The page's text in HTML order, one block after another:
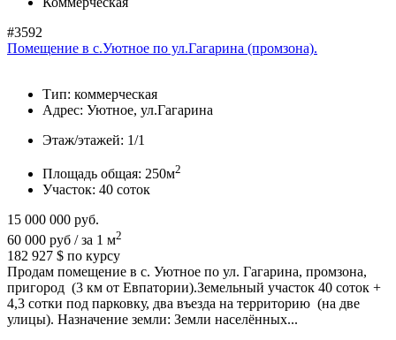
#3592
Помещение в с.Уютное по ул.Гагарина (промзона).
Тип: коммерческая
Адрес: Уютное, ул.Гагарина
Этаж/этажей: 1/1
Площадь общая: 250м2
Участок: 40 соток
15 000 000 руб.
60 000 руб / за 1 м2
182 927 $ по курсу
Продам помещение в с. Уютное по ул. Гагарина, промзона,
пригород (3 км от Евпатории).Земельный участок 40 соток +
4,3 сотки под парковку, два въезда на территорию (на две
улицы). Назначение земли: Земли населённых...